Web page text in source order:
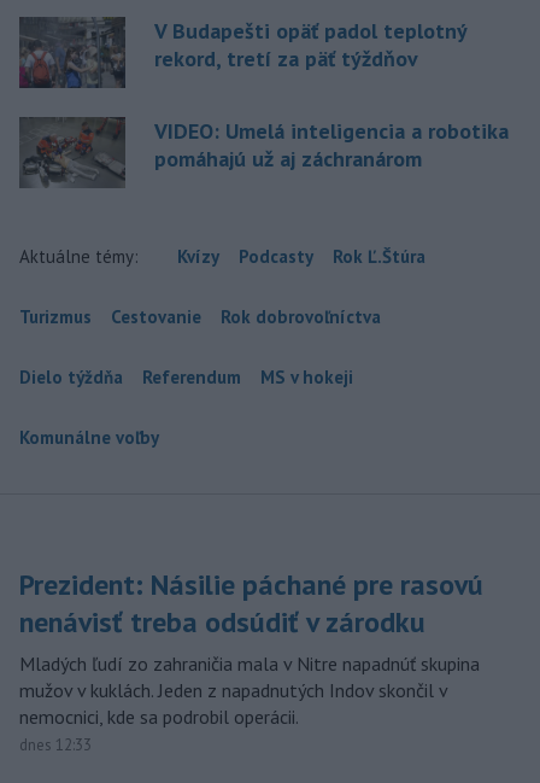
V Budapešti opäť padol teplotný
rekord, tretí za päť týždňov
VIDEO: Umelá inteligencia a robotika
pomáhajú už aj záchranárom
Aktuálne témy: Kvízy Podcasty Rok Ľ.Štúra
Turizmus Cestovanie Rok dobrovoľníctva
Dielo týždňa Referendum MS v hokeji
Komunálne voľby
Prezident: Násilie páchané pre rasovú
nenávisť treba odsúdiť v zárodku
Mladých ľudí zo zahraničia mala v Nitre napadnúť skupina
mužov v kuklách. Jeden z napadnutých Indov skončil v
nemocnici, kde sa podrobil operácii.
dnes 12:33